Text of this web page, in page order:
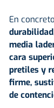
En
media
cara
pretiles y
firme,
de